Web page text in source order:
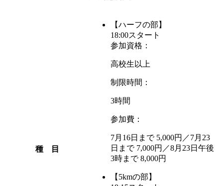
種 目
【ハーフの部】
18:00スタート
参加資格：
高校生以上
制限時間：
3時間
参加費：
7月16日まで 5,000円／7月23
日まで 7,000円／8月23日午後
3時まで 8,000円
【5kmの部】